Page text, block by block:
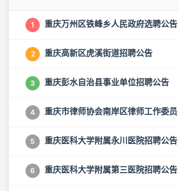
1 重庆万州区铁峰乡人民政府选聘公告
2 重庆高新区虎溪街道招聘公告
3 重庆彭水自治县事业单位招聘公告
4 重庆市律师协会南岸区律师工作委
5 重庆医科大学附属永川医院招聘公告
6 重庆医科大学附属第三医院招聘公告